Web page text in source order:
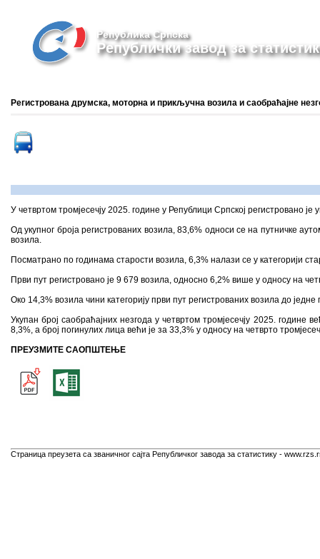
Република Српска
Републички завод за
Регистрована друмска, моторна и прикључна возила и саобраћајне
У четвртом тромјесечју 2025. године у Републици Српској регистровано
Од укупног броја регистрованих возила, 83,6% односи се на путничке
возила.
Посматрано по годинама старости возила, 6,3% налази се у категорији
Први пут регистровано је 9 679 возила, односно 6,2% више у односу на
Oко 14,3% возила чини категорију први пут регистрованих возила до једне
Укупан број саобраћајних незгода у четвртом тромјесечју 2025.
8,3%, а број погинулих лица већи је за 33,3% у односу на четврто
ПРЕУЗМИТЕ САОПШТЕЊЕ
Страница преузета са званичног сајта Републичког завода за статистику -